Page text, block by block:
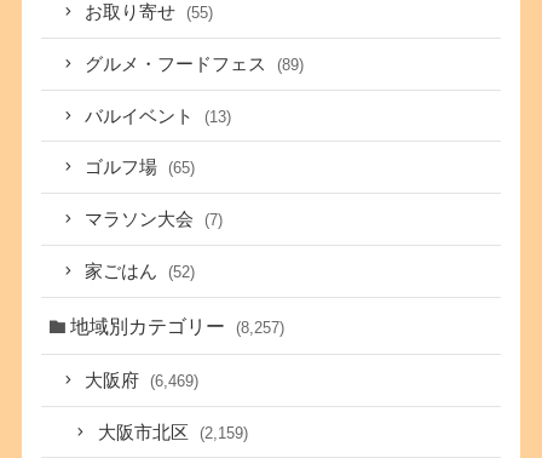
お取り寄せ (55)
グルメ・フードフェス (89)
バルイベント (13)
ゴルフ場 (65)
マラソン大会 (7)
家ごはん (52)
地域別カテゴリー (8,257)
大阪府 (6,469)
大阪市北区 (2,159)